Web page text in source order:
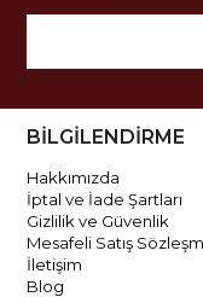
BİLGİLENDİRME
Hakkımızda
İptal ve İade Şartları
Gizlilik ve Güvenlik
Mesafeli Satış
İletişim
Blog